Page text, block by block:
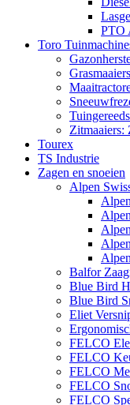
PTO
Toro
Grasmaaiers
Zitmaaiers:
Tourex
TS Industrie
Zagen en snoeien
Alpen
Balfor
Blue Bird
Blue Bird
Eliet
FELCO
FELCO
FELCO
FELCO
FELCO